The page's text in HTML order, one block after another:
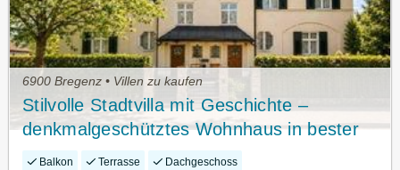
6900 Bregenz • Villen zu kaufen
Stilvolle Stadtvilla mit Geschichte –
denkmalgeschütztes Wohnhaus in bester
Bregenzer Wohnlage
Balkon Terrasse Dachgeschoss